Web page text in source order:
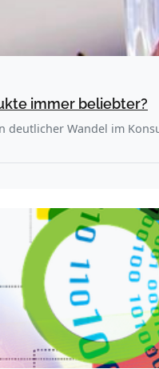
immer beliebter?
deutlicher Wandel im